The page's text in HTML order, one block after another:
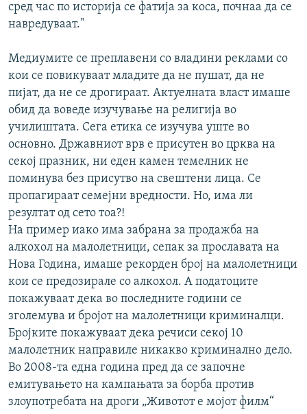
сред час по историја се фатија за коса, почнаа да се
навредуваат."
Медиумите се преплавени со владини реклами со
кои се повикуваат младите да не пушат, да не
пијат, да не се дрогираат. Актуелната власт имаше
обид да воведе изучување на религија во
училиштата. Сега етика се изучува уште во
основно. Државниот врв е присутен во црква на
секој празник, ни еден камен темелник не
поминува без присутво на свештени лица. Се
пропагираат семејни вредности. Но, има ли
резултат од сето тоа?!
На пример иако има забрана за продажба на
алкохол на малолетници, сепак за прославата на
Нова Година, имаше рекорден број на малолетници
кои се предозирале со алкохол. А податоците
покажуваат дека во последните години се
зголемува и бројот на малолетници криминалци.
Бројките покажуваат дека речиси секој 10
малолетник направиле никакво криминално дело.
Во 2008-та една година пред да се започне
емитувањето на кампањата за борба против
злоупотребата на дроги „Животот е мојот филм“